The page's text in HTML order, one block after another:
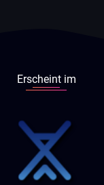
Erscheint im